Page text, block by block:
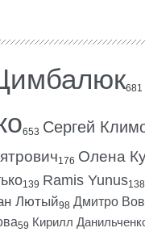
681
653 Сергей
176 Олена
139 Ramis Yunus138
Лютый98 Дмитро
59 Кирилл